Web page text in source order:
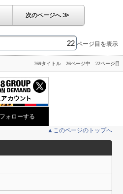
次のページへ≫
ページ目を表示
769タイトル 26ページ中 22ページ目
▲このページのトップへ